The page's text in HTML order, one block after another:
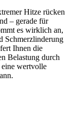
Hitze rücken
– gerade für
es wirklich an,
Schmerzlinderung
Ihnen die
Belastung durch
eine wertvolle